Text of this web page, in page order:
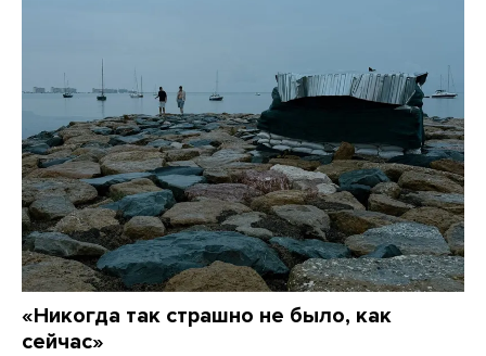
«Никогда так страшно не было, как
сейчас»